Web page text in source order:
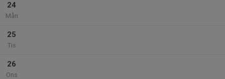
24
Mån
25
Tis
26
Ons